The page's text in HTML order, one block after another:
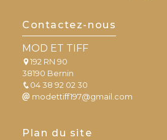
Contactez-nous
MOD ET TIFF
192 RN 90
38190 Bernin
04 38 92 02 30
modettiff197@gmail.com
Plan du site